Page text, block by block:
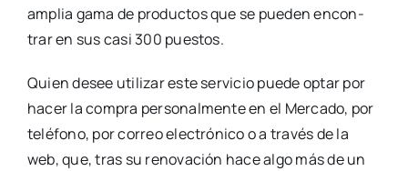
amplia gama de pro­duc­tos que se pue­den encon­
trar en sus casi 300 pues­tos.
Quien desee uti­li­zar este ser­vi­cio pue­de optar por
hacer la com­pra per­so­nal­men­te en el Mer­ca­do, por
telé­fono, por correo elec­tró­ni­co o a tra­vés de la
web, que, tras su reno­va­ción hace algo más de un